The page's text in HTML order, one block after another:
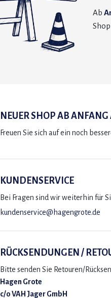
Ab
NEUER SHOP AB ANFANG
Freuen Sie sich auf ein noch
KUNDENSERVICE
Bei Fragen sind wir weiterhin für
kundenservice@hagengrote.de
RÜCKSENDUNGEN /
Bitte senden Sie Retouren/
Hagen Grote
c/o VAH Jager GmbH